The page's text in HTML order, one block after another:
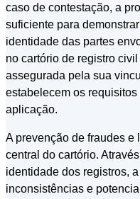
caso de contestação, a
suficiente para
identidade das partes
no cartório de registro
assegurada pela sua
estabelecem os
aplicação.
A prevenção de fraudes
central do cartório.
identidade dos registros,
inconsistências e